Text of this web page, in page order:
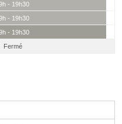
- 19h30
- 19h30
- 19h30
Fermé